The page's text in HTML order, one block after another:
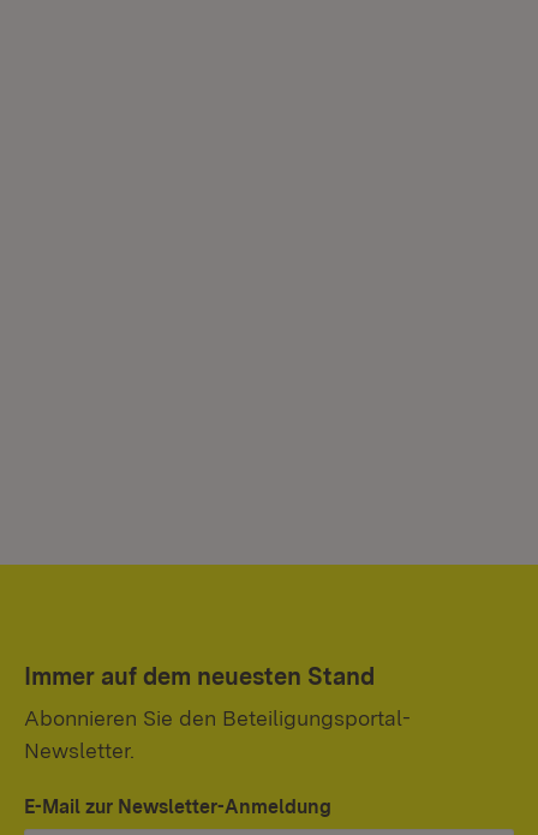
Immer auf dem neuesten Stand
Abonnieren Sie den Beteiligungsportal-
Newsletter.
E-Mail zur Newsletter-Anmeldung